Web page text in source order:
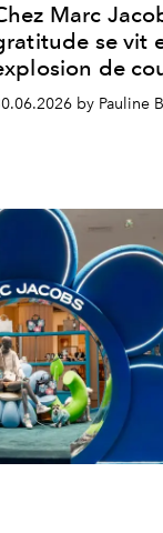
Marc
se vit
de
by Pauline